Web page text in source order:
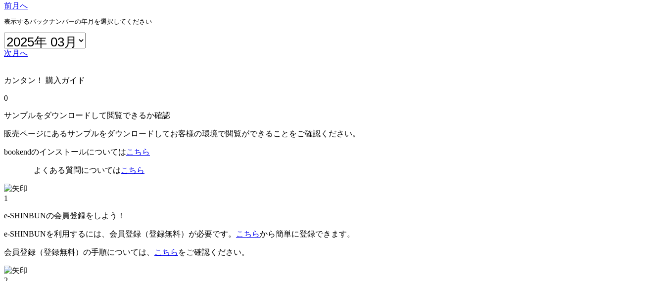
前月へ
表示するバックナンバーの年月を選択してください
次月へ
カンタン！ 購入ガイド
0
サンプルをダウンロードして閲覧できるか確認
販売ページにあるサンプルをダウンロードしてお客様の環境で閲覧ができることをご確認ください。
bookendのインストールについてはこちら
よくある質問についてはこちら
1
e-SHINBUNの会員登録をしよう！
e-SHINBUNを利用するには、会員登録（登録無料）が必要です。 こちらから簡単に登録できます。
会員登録（登録無料）の手順については、 こちら をご確認ください。